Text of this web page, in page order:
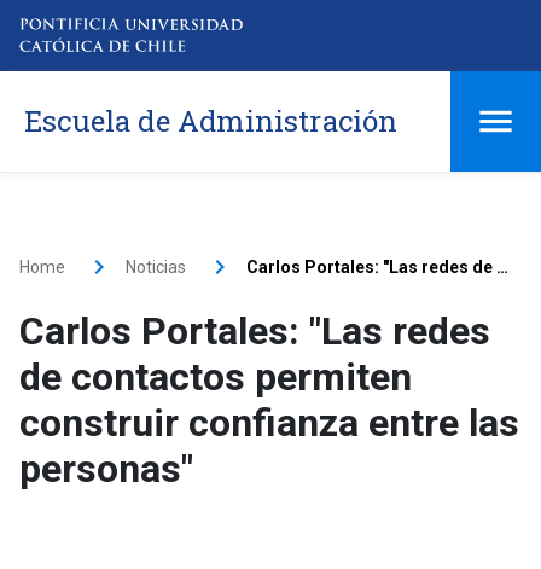
Escuela de Administración
Home Noticias Carlos Portales: "Las redes de contactos permiten construir confianza entre las personas"
Carlos Portales: "Las redes
de contactos permiten
construir confianza entre las
personas"